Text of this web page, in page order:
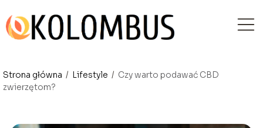
Strona główna / Lifestyle / Czy warto podawać CBD
zwierzętom?